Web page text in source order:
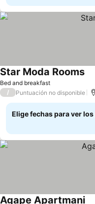
Bed and breakfast
Star Moda Rooms
/ Puntuación no disponible
Elige fechas para ver
Agape Apartmani